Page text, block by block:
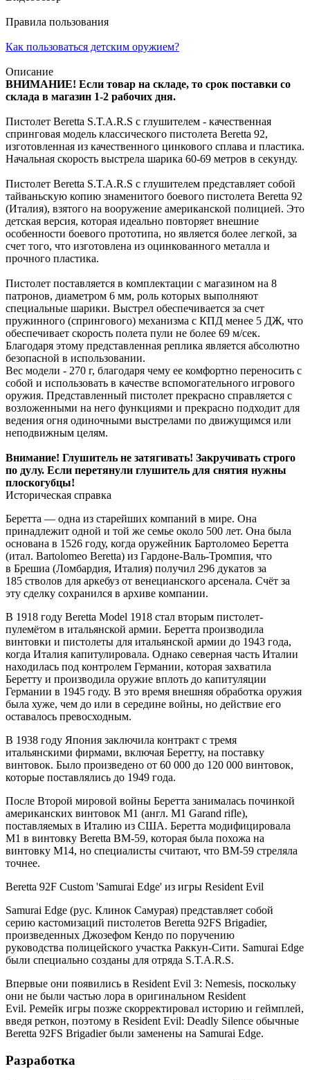
Правила пользования
Как пользоваться детским оружием?
Описание
ВНИМАНИЕ! Если товар на складе, то срок поставки со
склада в магазин 1-2 рабочих дня.
Пистолет Beretta S.T.A.R.S с глушителем - качественная
спринговая модель классического пистолета Beretta 92,
изготовленная из качественного цинкового сплава и пластика.
Начальная скорость выстрела шарика 60-69 метров в секунду.
Пистолет Beretta S.T.A.R.S с глушителем представляет собой
тайваньскую копию знаменитого боевого пистолета Beretta 92
(Италия), взятого на вооружение американской полицией. Это
детская версия, которая идеально повторяет внешние
особенности боевого прототипа, но является более легкой, за
счет того, что изготовлена из оцинкованного металла и
прочного пластика.
Пистолет поставляется в комплектации с магазином на 8
патронов, диаметром 6 мм, роль которых выполняют
специальные шарики. Выстрел обеспечивается за счет
пружинного (спрингового) механизма с КПД менее 5 ДЖ, что
обеспечивает скорость полета пули не более 69 м/сек.
Благодаря этому представленная реплика является абсолютно
безопасной в использовании.
Вес модели - 270 г, благодаря чему ее комфортно переносить с
собой и использовать в качестве вспомогательного игрового
оружия. Представленный пистолет прекрасно справляется с
возложенными на него функциями и прекрасно подходит для
ведения огня одиночными выстрелами по движущимся или
неподвижным целям.
Внимание! Глушитель не затягивать! Закручивать строго
по дулу. Если перетянули глушитель для снятия нужны
плоскогубцы!
Историческая справка
Беретта — одна из старейших компаний в мире. Она
принадлежит одной и той же семье около 500 лет. Она была
основана в 1526 году, когда оружейник Бартоломео Беретта
(итал. Bartolomeo Beretta) из Гардоне-Валь-Тромпия, что
в Брешиа (Ломбардия, Италия) получил 296 дукатов за
185 стволов для аркебуз от венецианского арсенала. Счёт за
эту сделку сохранился в архиве компании.
В 1918 году Beretta Model 1918 стал вторым пистолет-
пулемётом в итальянской армии. Беретта производила
винтовки и пистолеты для итальянской армии до 1943 года,
когда Италия капитулировала. Однако северная часть Италии
находилась под контролем Германии, которая захватила
Беретту и производила оружие вплоть до капитуляции
Германии в 1945 году. В это время внешняя обработка оружия
была хуже, чем до или в середине войны, но действие его
оставалось превосходным.
В 1938 году Япония заключила контракт с тремя
итальянскими фирмами, включая Беретту, на поставку
винтовок. Было произведено от 60 000 до 120 000 винтовок,
которые поставлялись до 1949 года.
После Второй мировой войны Беретта занималась починкой
американских винтовок М1 (англ. M1 Garand rifle),
поставляемых в Италию из США. Беретта модифицировала
М1 в винтовку Beretta BM-59, которая была похожа на
винтовку M14, но специалисты считают, что BM-59 стреляла
точнее.
Beretta 92F Custom 'Samurai Edge' из игры Resident Evil
Samurai Edge (рус. Клинок Самурая) представляет собой
серию кастомизаций пистолетов Beretta 92FS Brigadier,
произведенных Джозефом Кендо по поручению
руководства полицейского участка Раккун-Сити. Samurai Edge
были специально созданы для отряда S.T.A.R.S.
Впервые они появились в Resident Evil 3: Nemesis, поскольку
они не были частью лора в оригинальном Resident
Evil. Ремейк игры позже скорректировал историю и геймплей,
введя реткон, поэтому в Resident Evil: Deadly Silence обычные
Beretta 92FS Brigadier были заменены на Samurai Edge.
Разработка